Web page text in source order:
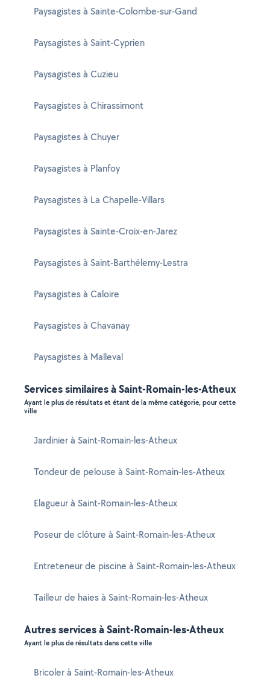
Paysagistes à Sainte-Colombe-sur-Gand
Paysagistes à Saint-Cyprien
Paysagistes à Cuzieu
Paysagistes à Chirassimont
Paysagistes à Chuyer
Paysagistes à Planfoy
Paysagistes à La Chapelle-Villars
Paysagistes à Sainte-Croix-en-Jarez
Paysagistes à Saint-Barthélemy-Lestra
Paysagistes à Caloire
Paysagistes à Chavanay
Paysagistes à Malleval
Services similaires à Saint-Romain-les-Atheux
Ayant le plus de résultats et étant de la même catégorie, pour cette
ville
Jardinier à Saint-Romain-les-Atheux
Tondeur de pelouse à Saint-Romain-les-Atheux
Elagueur à Saint-Romain-les-Atheux
Poseur de clôture à Saint-Romain-les-Atheux
Entreteneur de piscine à Saint-Romain-les-Atheux
Tailleur de haies à Saint-Romain-les-Atheux
Autres services à Saint-Romain-les-Atheux
Ayant le plus de résultats dans cette ville
Bricoler à Saint-Romain-les-Atheux